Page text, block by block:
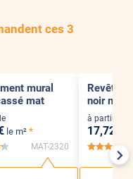
ces 3
mural
mat
le m² *
*****
MAT-2320
noir mat
à partir de
17,72